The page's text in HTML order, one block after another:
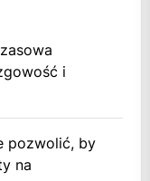
i
pozwolić, by
na